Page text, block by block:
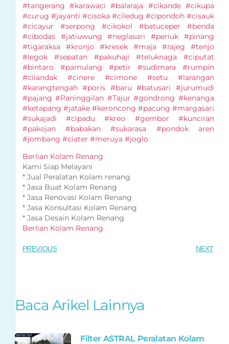
#tangerang #karawaci #balaraja #cikande #cikupa
#curug #jayanti #cisoka #ciledug #cipondoh #cisauk
#cicayur #serpong #cikokol #batuceper #benda
#cibodas #jatiuwung #neglasari #periuk #pinang
#tigaraksa #kronjo #kresek #maja #rajeg #tenjo
#legok #sepatan #pakuhaji #teluknaga #ciputat
#bintaro #pamulang #petir #sudimara #rumpin
#cilandak #cinere #cimone #setu #larangan
#karangtengah #poris #baru #batusari #jurumudi
#pajang #Paninggilan #Tajur #gondrong #kenanga
#ketapang #jatake #keroncong #pacung #margasari
#sukajadi #cipadu #kreo #gembor #kunciran
#pakojan #babakan #sukarasa #pondok aren
#jombang #ciater #meruya #joglo
Berlian Kolam Renang
Kami Siap Melayani
* Jual Peralatan Kolam renang
* Jasa Buat Kolam Renang
* Jasa Renovasi Kolam Renang
* Jasa Konsultasi Kolam Renang
* Jasa Desain Kolam Renang
Berlian Kolam Renang
PREVIOUS NEXT
Baca Arikel Lainnya
Filter ASTRAL Peralatan Kolam